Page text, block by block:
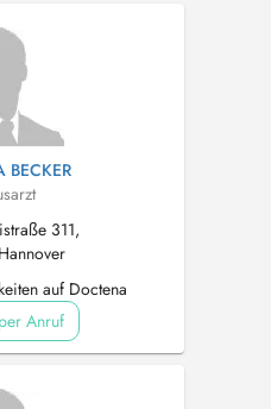
BECKER
311,
auf Doctena
Anruf